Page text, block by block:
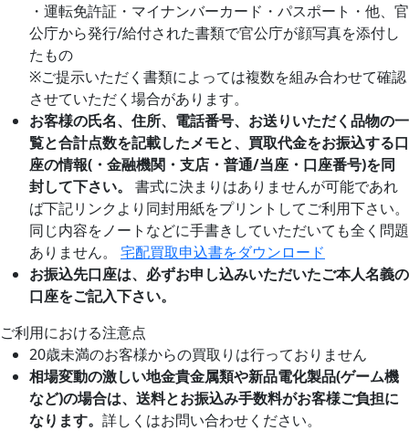
・運転免許証・マイナンバーカード・パスポート・他、官
公庁から発行/給付された書類で官公庁が顔写真を添付し
たもの
※ご提示いただく書類によっては複数を組み合わせて確認
させていただく場合があります。
お客様の氏名、住所、電話番号、お送りいただく品物の一
覧と合計点数を記載したメモと、買取代金をお振込する口
座の情報(・金融機関・支店・普通/当座・口座番号)を同
封して下さい。
書式に決まりはありませんが可能であれ
ば下記リンクより同封用紙をプリントしてご利用下さい。
同じ内容をノートなどに手書きしていただいても全く問題
ありません。 宅配買取申込書をダウンロード
お振込先口座は、必ずお申し込みいただいたご本人名義の
口座をご記入下さい。
ご利用における注意点
20歳未満のお客様からの買取りは行っておりません
相場変動の激しい地金貴金属類や新品電化製品(ゲーム機
など)の場合は、送料とお振込み手数料がお客様ご負担に
なります。 詳しくはお問い合わせください。